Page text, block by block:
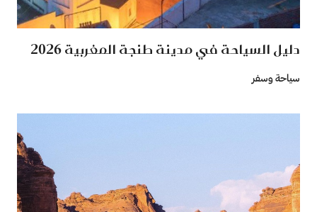
دليل السياحة في مدينة طنجة المغربية 2026
سياحة وسفر